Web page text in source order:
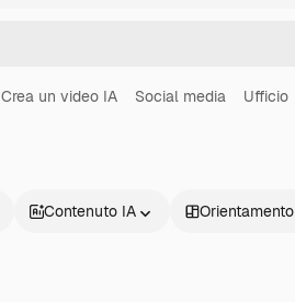
Crea un video IA Social media Ufficio
Contenuto IA Orientamento